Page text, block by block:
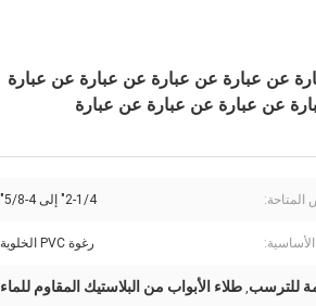
عن عبارة عن عبارة عن عبارة عن عبارة
عن عبارة عن عبارة عن عبارة
المتاحة: 2-1/4" إلى 4-5/8"
الأساسية: رغوة PVC الخلوية
للترسب طلاء الأبواب من البلاستيك المقاوم للماء